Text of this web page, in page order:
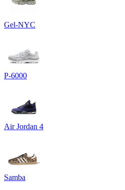
Gel-NYC
P-6000
Air Jordan 4
Samba